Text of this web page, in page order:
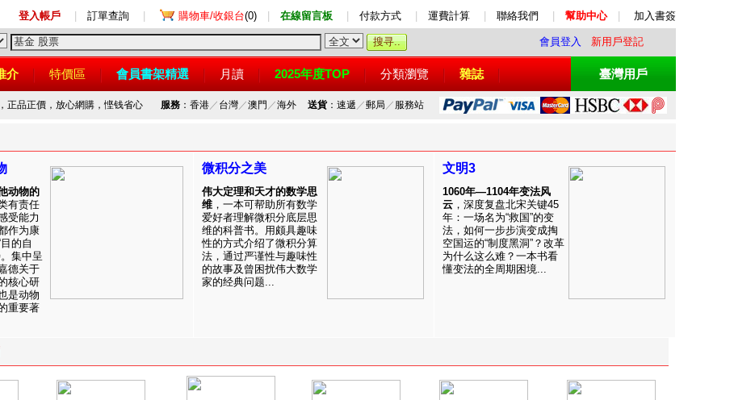
登入帳戶 訂單查詢 購物車/收銀台(0) 在線留言板 付款方式 運費計算 聯絡我們 幫助中心 加入書簽
會員登入 新用戶登記
介 特價區 會員書架精選 月讀 2025年度TOP 分類瀏覽 雜誌 臺灣用戶
正品正價，放心網購，悭钱省心 服務：香港／ 台灣／澳門 ／海外 送貨：速遞 ／郵局 ／ 服務站
动物的
有责任
受能力
作为康
的自
集中呈
德关于
核心研
是动物
重要著
微积分之美
伟大定理和天才的数学思
维 ，一本可帮助所有数学
爱好者理解微积分底层思
维的科普书。用颇具趣味
性的方式介绍了微积分算
法，通过严谨性与趣味性
的故事及曾困扰伟大数学
家的经典问题...
文明3
1060年—1104年变法风
云 ，深度复盘北宋关键45
年：一场名为“救国”的变
法，如何一步步演变成掏
空国运的“制度黑洞”？改革
为什么这么难？一本书看
懂变法的全周期困境...